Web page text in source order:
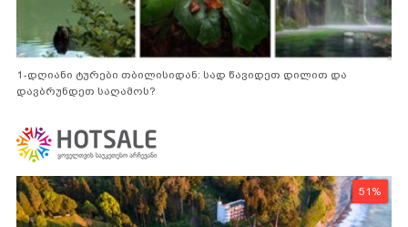
1-დღიანი ტურები თბილისიდან: სად წავიდეთ დილით და
დავბრუნდეთ საღამოს?
51%